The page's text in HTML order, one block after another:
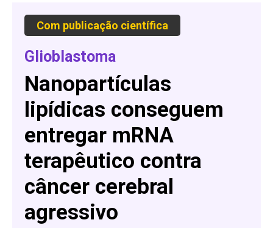
Com publicação científica
Glioblastoma
Nanopartículas
lipídicas conseguem
entregar mRNA
terapêutico contra
câncer cerebral
agressivo